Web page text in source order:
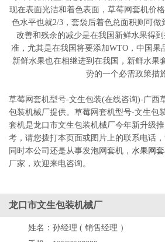
现在表面光洁和着色表面，草莓网套机价
色水平也就2/3，套袋后着色总面积则可做
改善和残余的减少是在我国新鲜水果得
准，尤其是在我国将要添加WTO，中国果
新鲜水果也在相继进到在我国，新鲜水果
势的一个必需政策措
草莓网套机型号-文生包装(在线咨询)-广西
包装机械厂提供。草莓网套机型号-文生包
套机是龙口市文生包装机械厂今年新升级
考，请您拨打本页面或图片上的联系电话，
同时本公司还是从事发泡网套机， 水果网
厂家，欢迎来电咨询。
龙口市文生包装机械厂
姓名： 孙经理 ( 销售经理 ）